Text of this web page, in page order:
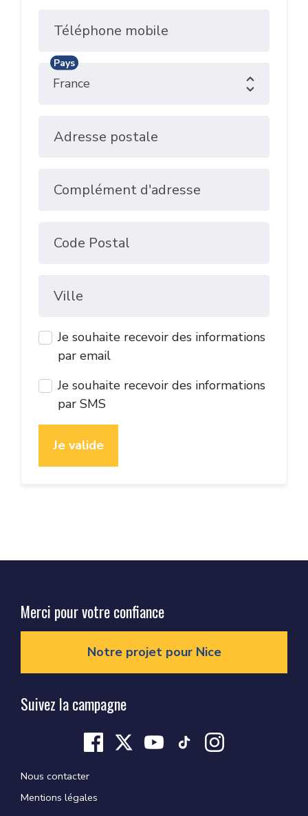
Téléphone mobile
Pays
Adresse postale
Complément d'adresse
Code Postal
Ville
Je souhaite recevoir des informations
par email
Je souhaite recevoir des informations
par SMS
Merci pour votre confiance
Notre projet pour Nice
Suivez la campagne
Nous contacter
Mentions légales